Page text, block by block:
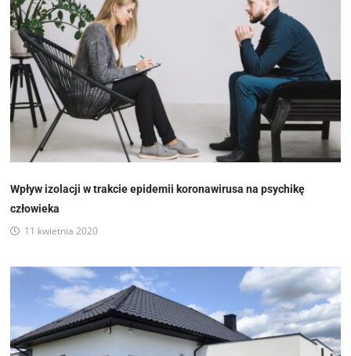
Wpływ izolacji w trakcie epidemii koronawirusa na psychikę
człowieka
11 kwietnia 2020